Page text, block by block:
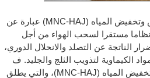
إن خلطة عامل الهواء المحبوس وتخفيض المياه (MNC-HAJ) عبارة عن
مستقرا لسحب الهواء من أجل
الناتجة عن التصلد والانحلال الدوري،
الكيماوية لتذويب الثلج والجليد. ف
خلطة عامل الهواء المحبوس وتخفيض المياه (MNC-HAJ)، والتي يطلق